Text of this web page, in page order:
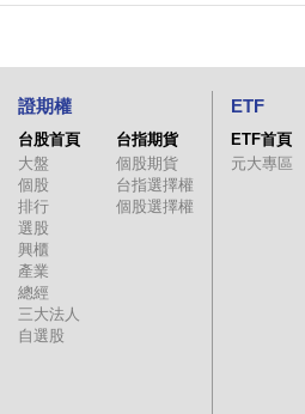
證期權
台股首頁
大盤
個股
排行
選股
興櫃
產業
總經
三大法人
自選股
台指期貨
個股期貨
台指選擇權
個股選擇權
ETF
ETF首頁
元大專區